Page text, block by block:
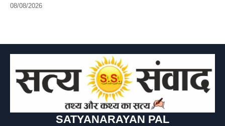
08/08/2026
SATYANARAYAN PAL